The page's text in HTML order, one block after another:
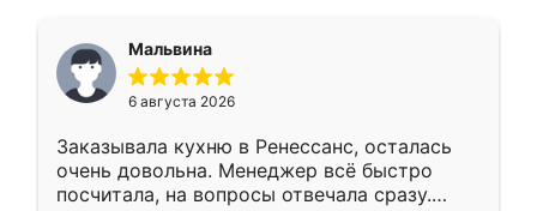
Мальвина
6 августа 2026
Заказывала кухню в Ренессанс, осталась
очень довольна. Менеджер всё быстро
посчитала, на вопросы отвечала сразу.